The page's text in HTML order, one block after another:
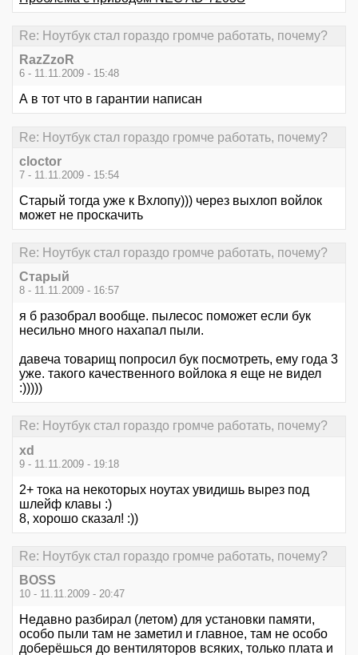
Re: Ноутбук стал гораздо громче работать, почему?
RazZzoR
6 - 11.11.2009 - 15:48
А в тот что в гарантии написан
Re: Ноутбук стал гораздо громче работать, почему?
cloctor
7 - 11.11.2009 - 15:54
Старый тогда уже к Вхлопу))) через выхлоп войлок
может не проскачить
Re: Ноутбук стал гораздо громче работать, почему?
Старый
8 - 11.11.2009 - 16:57
я б разобрал вообще. пылесос поможет если бук
несильно много нахапал пыли.
давеча товарищ попросил бук посмотреть, ему года 3
уже. такого качественного войлока я еще не видел
:)))))
Re: Ноутбук стал гораздо громче работать, почему?
xd
9 - 11.11.2009 - 19:18
2+ тока на некоторых ноутах увидишь вырез под
шлейф клавы :)
8, хорошо сказал! :))
Re: Ноутбук стал гораздо громче работать, почему?
BOSS
10 - 11.11.2009 - 20:47
Недавно разбирал (летом) для установки памяти,
особо пыли там не заметил и главное, там не особо
доберёшься до вентиляторов всяких, только плата и